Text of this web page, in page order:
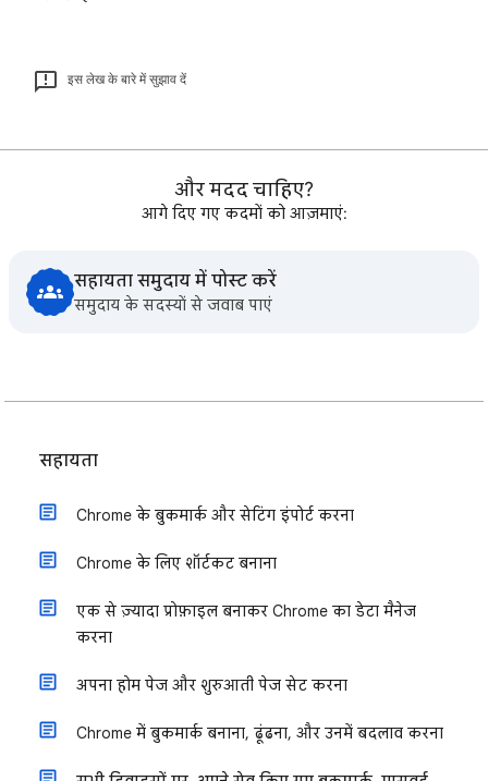
इस लेख के बारे में सुझाव दें
और मदद चाहिए?
आगे दिए गए कदमों को आज़माएं:
सहायता समुदाय में पोस्ट करें
समुदाय के सदस्यों से जवाब पाएं
सहायता
Chrome के बुकमार्क और सेटिंग इंपोर्ट करना
Chrome के लिए शॉर्टकट बनाना
एक से ज़्यादा प्रोफ़ाइल बनाकर Chrome का डेटा मैनेज
करना
अपना होम पेज और शुरुआती पेज सेट करना
Chrome में बुकमार्क बनाना, ढूंढना, और उनमें बदलाव करना